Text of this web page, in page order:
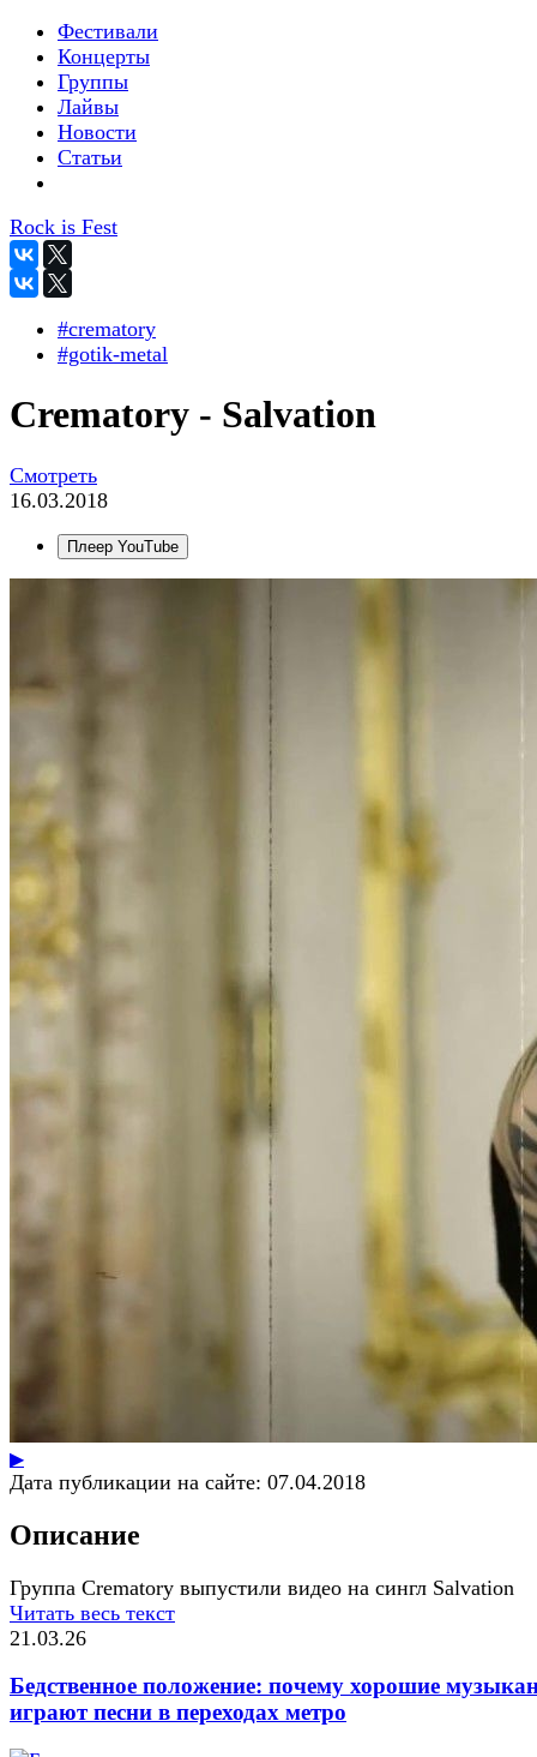
Фестивали
Концерты
Группы
Лайвы
Новости
Статьи
Rock is Fest
#crematory
#gotik-metal
Crematory - Salvation
Смотреть
16.03.2018
Плеер YouTube
▶
Дата публикации на сайте: 07.04.2018
Описание
Группа Crematory выпустили видео на сингл Salvation
Читать весь текст
21.03.26
Бедственное положение: почему хорошие
играют песни в переходах метро